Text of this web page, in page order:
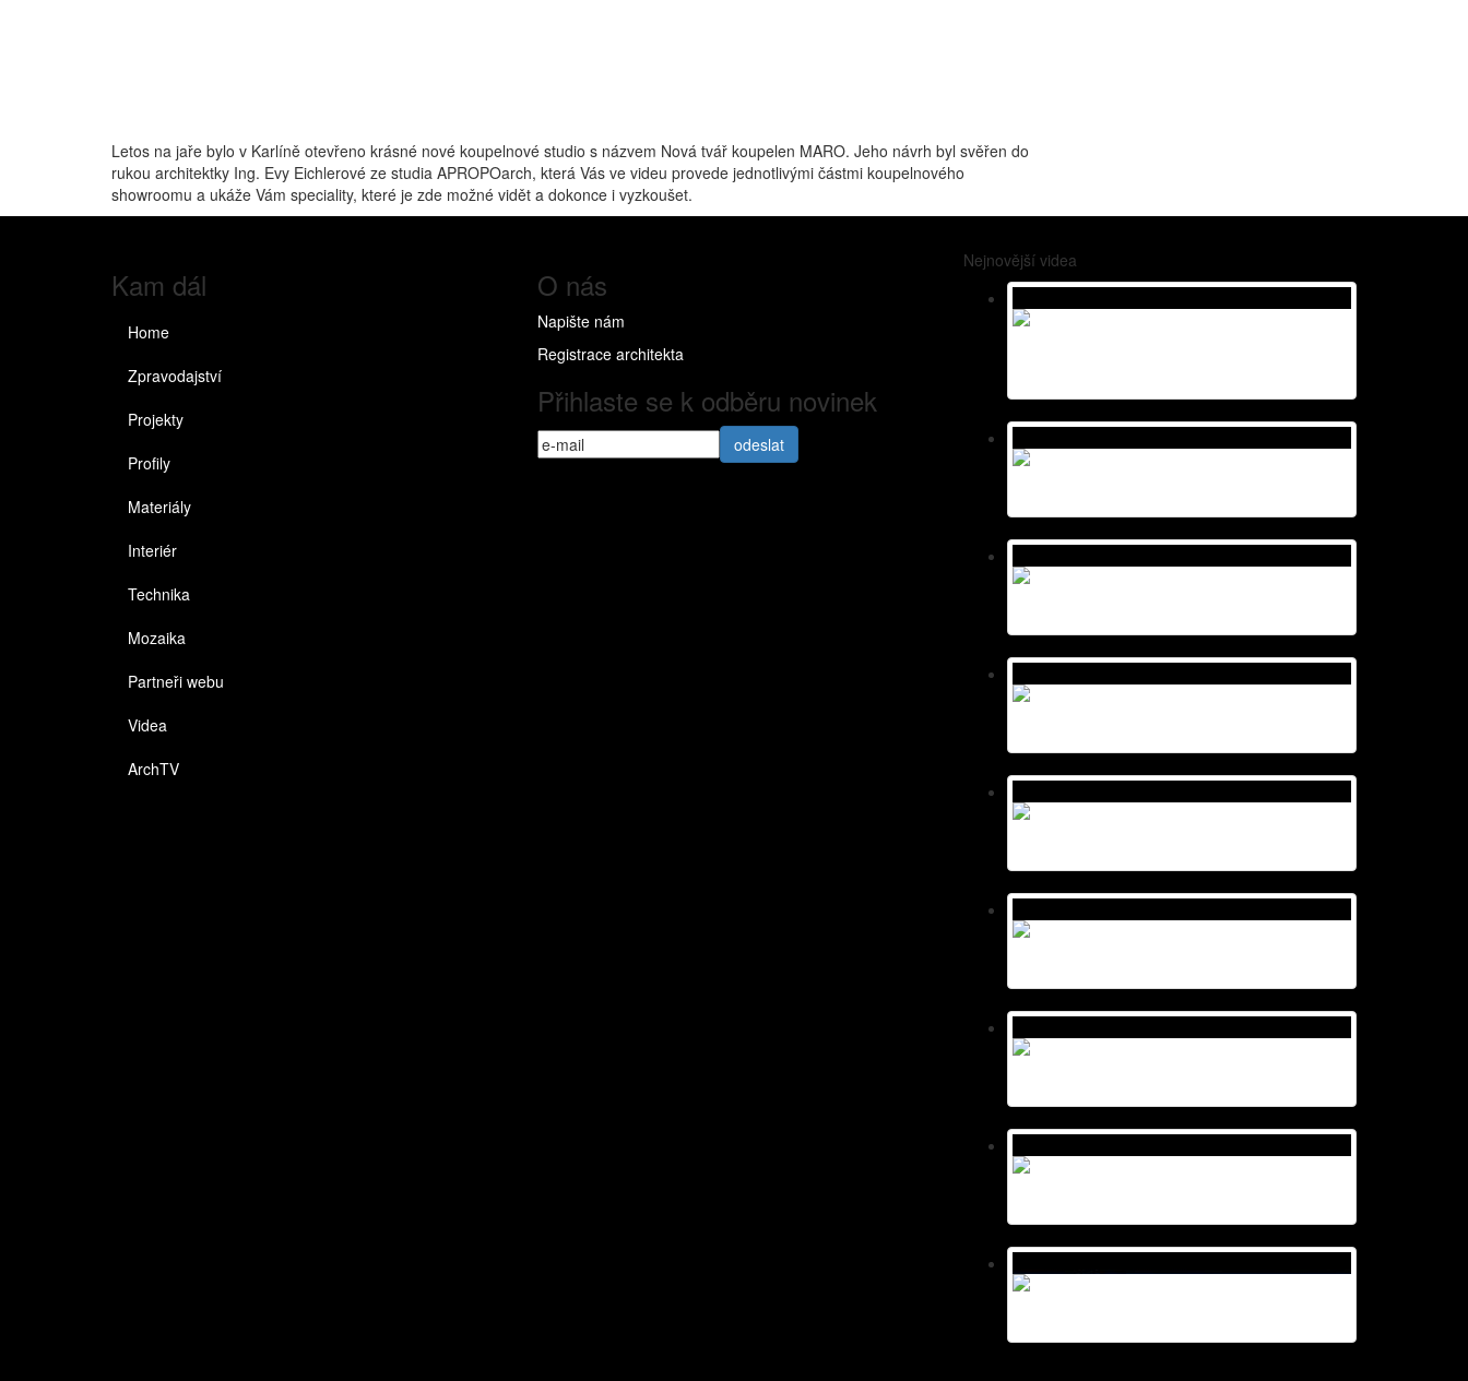
Letos na jaře bylo v Karlíně otevřeno krásné nové koupelnové studio s názvem Nová tvář koupelen MARO. Jeho návrh byl svěřen do
rukou architektky Ing. Evy Eichlerové ze studia APROPOarch, která Vás ve videu provede jednotlivými částmi koupelnového
showroomu a ukáže Vám speciality, které je zde možné vidět a dokonce i vyzkoušet.
Kam dál
Home
Zpravodajství
Projekty
Profily
Materiály
Interiér
Technika
Mozaika
Partneři webu
Videa
ArchTV
O nás
Napište nám
Registrace architekta
Přihlaste se k odběru novinek
Nejnovější videa